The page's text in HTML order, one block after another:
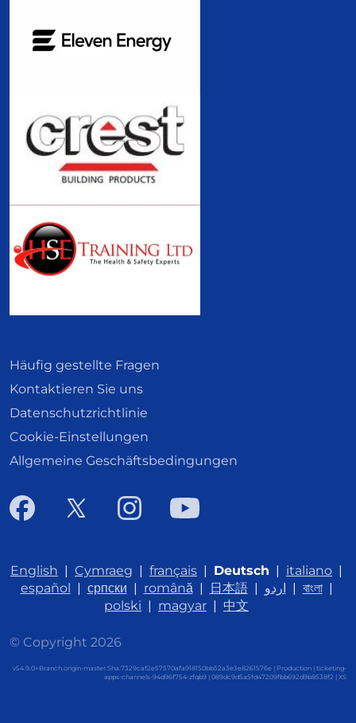
Häufig gestellte Fragen
Kontaktieren Sie uns
Datenschutzrichtlinie
Cookie-Einstellungen
Allgemeine Geschäftsbedingungen
English | Cymraeg | français | Deutsch | italiano |
español
| српски | română| 日本語| اردو | বাংলা|
polski | magyar | 中文
© Copyright 2026
v54.9.0+Branch.origin-master.Sha.7329caf2e57570afa918150bb52a3e3e8261576e | Production | ticketing-
apps-channels-94d96f754-zfqb9 | 089dc9d5a5fd47209fbb692d9b8538f2 | XS